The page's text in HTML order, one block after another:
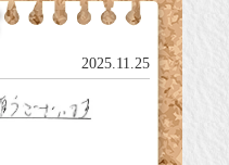
2025.11.25